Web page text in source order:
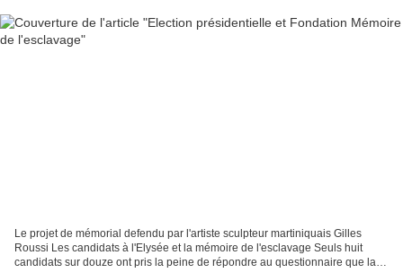
Le projet de mémorial defendu par l'artiste sculpteur martiniquais Gilles
Roussi Les candidats à l'Elysée et la mémoire de l'esclavage Seuls huit
candidats sur douze ont pris la peine de répondre au questionnaire que la